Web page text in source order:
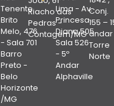
Tenente
Brito
Melo, 476
- Sala 701
Barro
Preto -
Belo
Horizonte
/MG
Riacho das
Pedras -
Contagem/MG
Lima - Av.
Princesa
Diana,505
Sala 526
- 5º
Andar
Alphaville
Conj.
155 –
Torre
Norte